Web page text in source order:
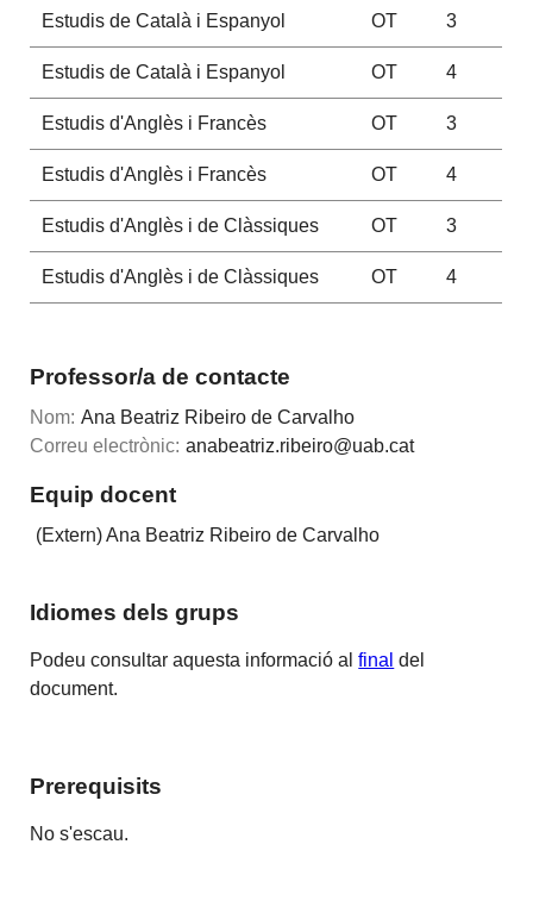
Estudis de Català i Espanyol OT 3
Estudis de Català i Espanyol OT 4
Estudis d'Anglès i Francès OT 3
Estudis d'Anglès i Francès OT 4
Estudis d'Anglès i de Clàssiques OT 3
Estudis d'Anglès i de Clàssiques OT 4
Professor/a de contacte
Nom: Ana Beatriz Ribeiro de Carvalho
Correu electrònic: anabeatriz.ribeiro@uab.cat
Equip docent
(Extern) Ana Beatriz Ribeiro de Carvalho
Idiomes dels grups
Podeu consultar aquesta informació alfinal del
document.
Prerequisits
No s'escau.